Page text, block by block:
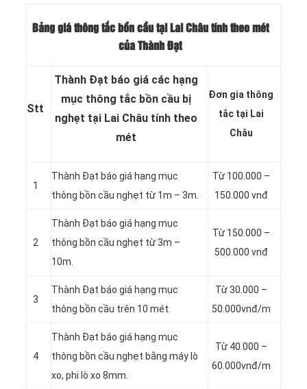
Bảng giá thông tắc bồn cầu tại Lai Châu tính theo mét
của Thành Đạt
Stt
Thành Đạt báo giá các hạng
mục thông tắc bồn cầu bị
nghẹt tại Lai Châu tính theo
mét
Đơn gia thông
tắc tại Lai
Châu
1
Thành Đạt báo giá hạng mục
thông bồn cầu nghẹt từ 1m – 3m.
Từ 100.000 –
150.000 vnđ
2
Thành Đạt báo giá hạng mục
thông bồn cầu nghẹt từ 3m –
10m.
Từ 150.000 –
500.000 vnđ
3
Thành Đạt báo giá hạng mục
thông bồn cầu trên 10 mét.
Từ 30.000 –
50.000vnđ/m
4
Thành Đạt báo giá hạng mục
thông bồn cầu nghẹt bằng máy lò
xo, phi lò xo 8mm.
Từ 40.000 –
60.000vnđ/m